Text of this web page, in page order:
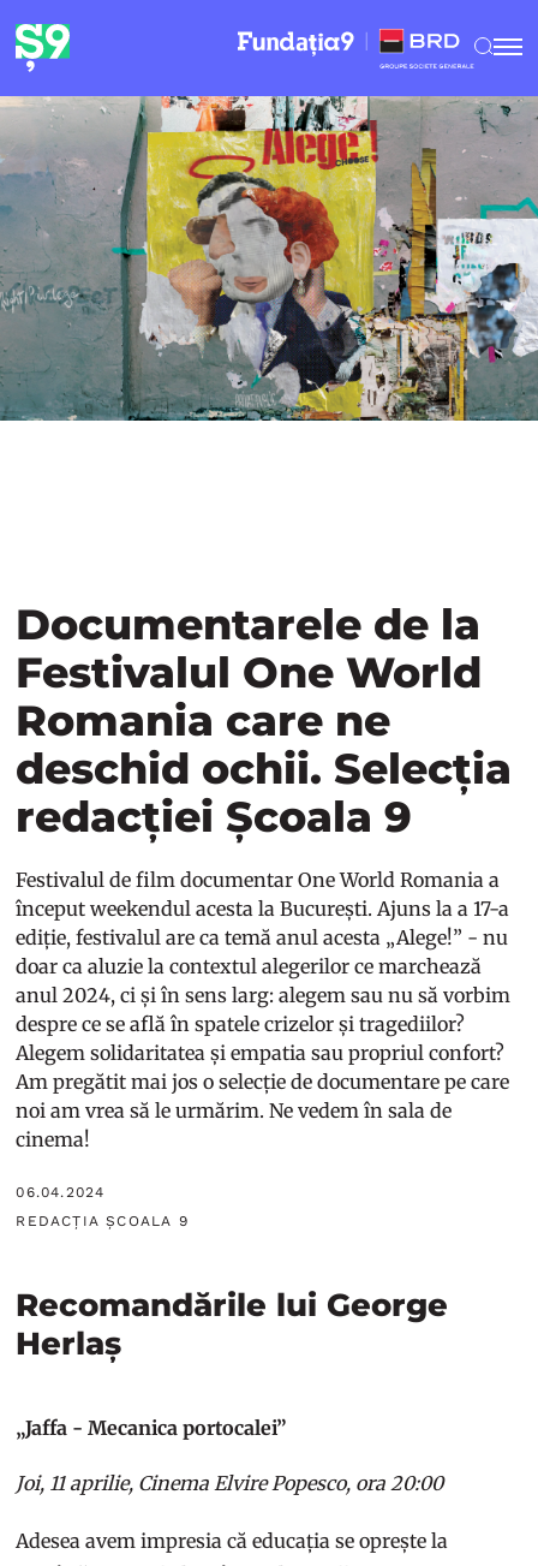
Documentarele de la
Festivalul One World
Romania care ne
deschid ochii. Selecția
redacției Școala 9
Festivalul de film documentar One World Romania a
început weekendul acesta la București. Ajuns la a 17-a
ediție, festivalul are ca temă anul acesta „Alege!” - nu
doar ca aluzie la contextul alegerilor ce marchează
anul 2024, ci și în sens larg: alegem sau nu să vorbim
despre ce se află în spatele crizelor și tragediilor?
Alegem solidaritatea și empatia sau propriul confort?
Am pregătit mai jos o selecție de documentare pe care
noi am vrea să le urmărim. Ne vedem în sala de
cinema!
06.04.2024
REDACȚIA ȘCOALA 9
Recomandările lui George
Herlaș
„Jaffa - Mecanica portocalei”
Joi, 11 aprilie, Cinema Elvire Popesco, ora 20:00
Adesea avem impresia că educația se oprește la